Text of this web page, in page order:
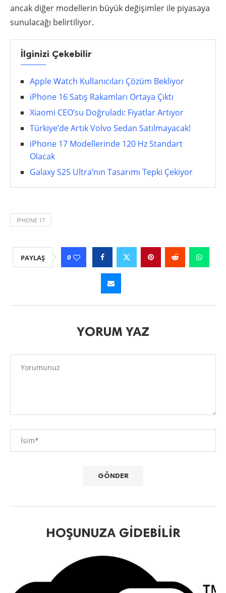
ancak diğer modellerin büyük değişimler ile piyasaya
sunulacağı belirtiliyor.
İlginizi Çekebilir
Apple Watch Kullanıcıları Çözüm Bekliyor
iPhone 16 Satış Rakamları Ortaya Çıktı
Xiaomi CEO’su Doğruladı: Fiyatlar Artıyor
Türkiye’de Artık Volvo Sedan Satılmayacak!
iPhone 17 Modellerinde 120 Hz Standart
Olacak
Galaxy S25 Ultra’nın Tasarımı Tepki Çekiyor
İPHONE 17
PAYLAŞ 0
YORUM YAZ
HOŞUNUZA GIDEBILIR